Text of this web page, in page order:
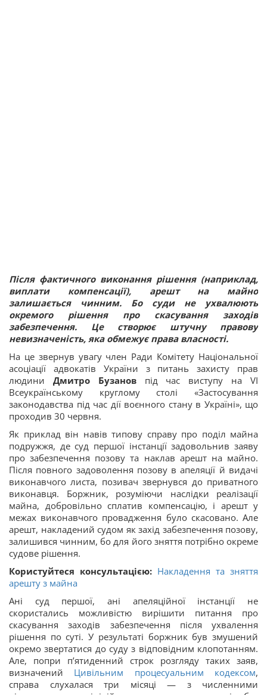
Після фактичного виконання рішення (наприклад,
виплати компенсації), арешт на майно
залишається чинним. Бо суди не ухвалюють
окремого рішення про скасування заходів
забезпечення. Це створює штучну правову
невизначеність, яка обмежує права власності.
На це звернув увагу член Ради Комітету Національної
асоціації адвокатів України з питань захисту прав
людини Дмитро Бузановпід час виступу на VI
Всеукраїнському круглому столі «Застосування
законодавства під час дії воєнного стану в Україні», що
проходив 30 червня.
Як приклад він навів типову справу про поділ майна
подружжя, де суд першої інстанції задовольнив заяву
про забезпечення позову та наклав арешт на майно.
Після повного задоволення позову в апеляції й видачі
виконавчого листа, позивач звернувся до приватного
виконавця. Боржник, розуміючи наслідки реалізації
майна, добровільно сплатив компенсацію, і арешт у
межах виконавчого провадження було скасовано. Але
арешт, накладений судом як захід забезпечення позову,
залишився чинним, бо для його зняття потрібно окреме
судове рішення.
Користуйтеся консультацією: Накладення та зняття
арешту з майна
Ані суд першої, ані апеляційної інстанції не
скористались можливістю вирішити питання про
скасування заходів забезпечення після ухвалення
рішення по суті. У результаті боржник був змушений
окремо звертатися до суду з відповідним клопотанням.
Але, попри п’ятиденний строк розгляду таких заяв,
визначений Цивільним процесуальним кодексом,
справа слухалася три місяці — з численними